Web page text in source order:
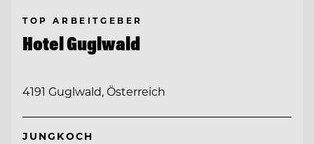
TOP ARBEITGEBER
Hotel Guglwald
4191 Guglwald, Österreich
JUNGKOCH